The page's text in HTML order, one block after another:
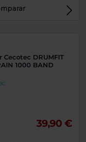
Cecotec DRUMFIT
1000 BAND
39,90 €